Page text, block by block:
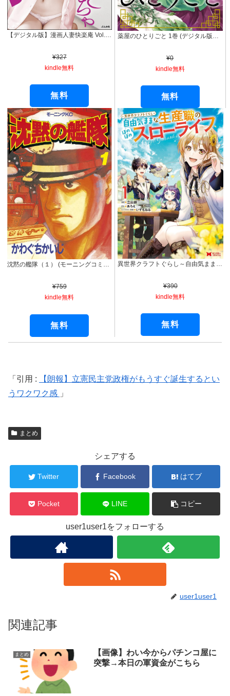
【デジタル版】漫画人妻快楽庵 Vol.56
¥327
kindle無料
無料
薬屋のひとりごと 1巻 (デジタル版ビッグガンガンコミックス)
¥0
kindle無料
無料
沈黙の艦隊（１） (モーニングコミックス)
¥759
kindle無料
無料
異世界クラフトぐらし～自由気ままな生産職のほのぼのスローライフ～（コミック） ： 1 (モンスターコミックス)
¥390
kindle無料
無料
引用 :
【朗報】立憲民主党政権がもうすぐ誕生するとい
うワクワク感
まとめ
シェアする
Twitter Facebook はてブ
Pocket LINE コピー
user1user1をフォローする
user1user1
関連記事
まとめ
【画像】わい今からパチンコ屋に
突撃→本日の軍資金がこちら